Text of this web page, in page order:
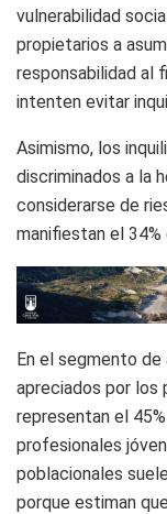
vulnerabilidad
propietarios a
responsabilidad al
intenten evitar
Asimismo, los
discriminados a la
considerarse de
manifiestan el
En el segmento de
apreciados por los
representan el
profesionales
poblacionales
porque estiman